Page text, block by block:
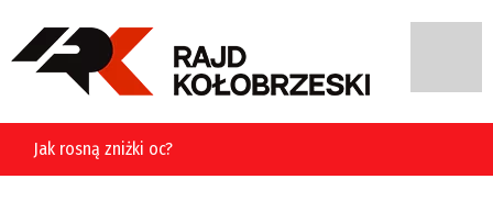
Jak rosną zniżki oc?